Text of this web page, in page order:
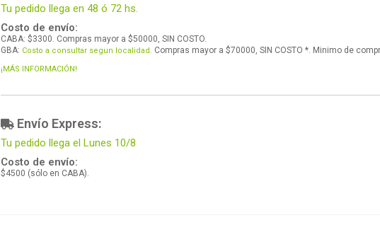
Tu pedido llega en 48 ó 72 hs.
Costo de envío:
CABA: $3300. Compras mayor a $50000, SIN COSTO.
GBA: Costo a consultar segun localidad. Compras mayor a $70000, SIN COSTO *. Minimo de
¡MÁS INFORMACIÓN!
Envío Express:
Tu pedido llega el Lunes 10/8
Costo de envío:
$4500 (sólo en CABA).